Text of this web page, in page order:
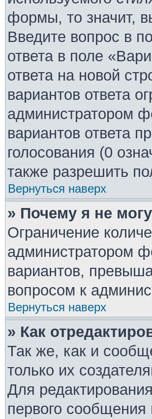
формы, то значит,
Введите вопрос в
ответа в поле
ответа на новой
вариантов ответа
администратором
вариантов ответа
голосования (0
также разрешить
Вернуться наверх
» Почему я не
Ограничение
администратором
вариантов,
вопросом к
Вернуться наверх
» Как
Так же, как и
только их
Для
первого сообщения